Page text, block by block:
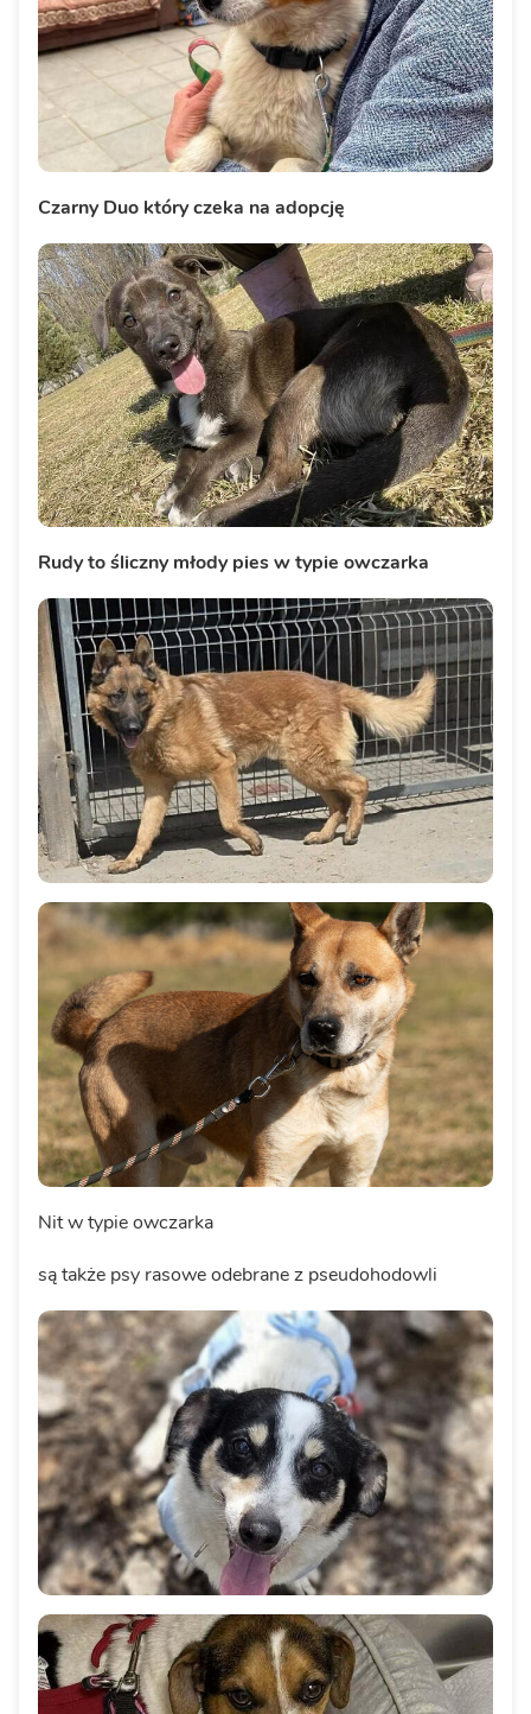
Czarny Duo który czeka na adopcję
Rudy to śliczny młody pies w typie owczarka
Nit w typie owczarka
są także psy rasowe odebrane z pseudohodowli